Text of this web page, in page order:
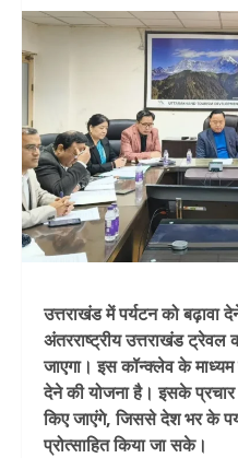
उत्तराखंड में पर्यटन को
अंतरराष्ट्रीय उत्तराखंड
जाएगा। इस कॉन्क्लेव के
देने की योजना है। इसके
किए जाएंगे, जिससे देश भर के
प्रोत्साहित किया जा सके।